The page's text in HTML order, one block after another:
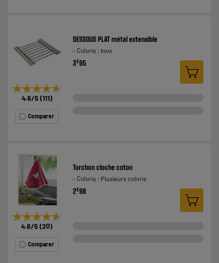
★★★★★
★★★★★
4.6/5 (111)
Comparer
DESSOUS PLAT métal extensible
Coloris : Inox
3€95
★★★★★
★★★★★
4.6/5 (20)
Comparer
Torchon cloche coton
Coloris : Plusieurs coloris
2€98